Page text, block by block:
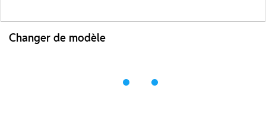
Changer de modèle